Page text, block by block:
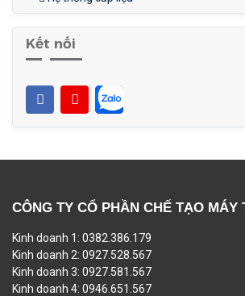
Kết nối
CÔNG TY CỔ PHẦN CHẾ TẠO MÁY
Kinh doanh 1: 0382.386.179
Kinh doanh 2: 0927.528.567
Kinh doanh 3: 0927.581.567
Kinh doanh 4: 0946.651.567